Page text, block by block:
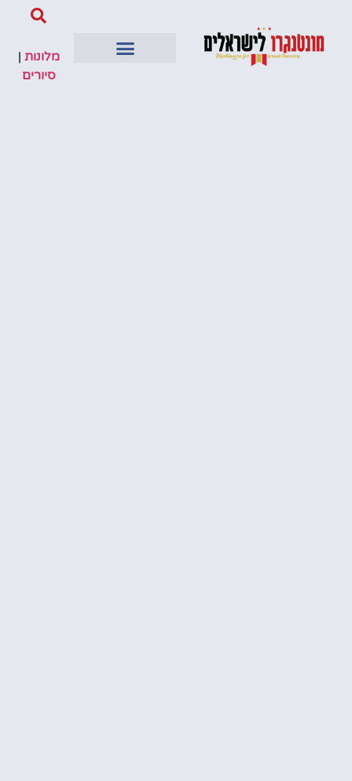
מלונות |
סיורים